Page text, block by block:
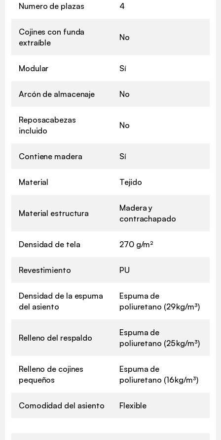
Numero de plazas 4
Cojines con funda
extraíble
No
Modular Sí
Arcón de almacenaje No
Reposacabezas
incluido
No
Contiene madera Sí
Material Tejido
Material estructura
Madera y
contrachapado
Densidad de tela 270 g/m²
Revestimiento PU
Densidad de la espuma
del asiento
Espuma de
poliuretano (29 kg/m³)
Relleno del respaldo
Espuma de
poliuretano (25 kg/m³)
Relleno de cojines
pequeños
Espuma de
poliuretano (16 kg/m³)
Comodidad del asiento Flexible